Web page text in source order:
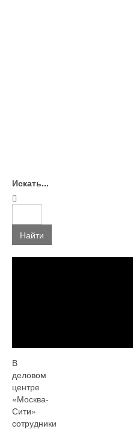
Искать...
Найти
В
деловом
центре
«Москва-
Сити»
сотрудники